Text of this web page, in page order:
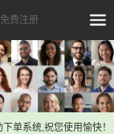
免费注册
统,祝您使用愉快！